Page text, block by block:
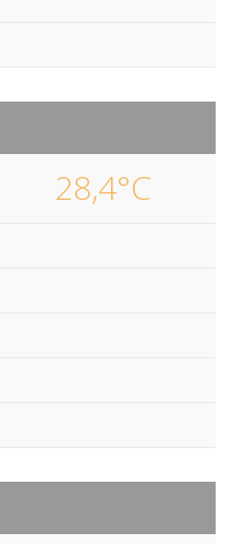
28,4°C